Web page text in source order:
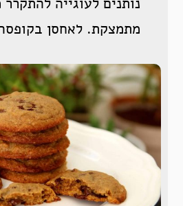
מתמצקת. לאחסן